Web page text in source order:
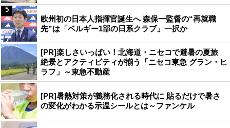
欧州初の日本人指揮官誕生へ 森保一監督の“再就職
先”は「ベルギー1部の日系クラブ」一択か
5
[PR]楽しさいっぱい！北海道・ニセコで避暑の夏旅
絶景とアクティビティが揃う「ニセコ東急 グラン・ヒ
ラフ」～東急不動産
[PR]暑熱対策が義務化される時代に 貼るだけで暑さ
の変化がわかる示温シールとは～ファンケル